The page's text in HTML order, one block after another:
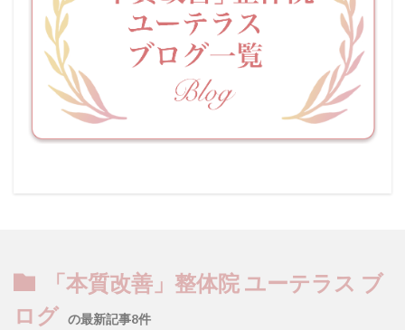
「本質改善」整体院 ユーテラス ブ
ログ の最新記事8件